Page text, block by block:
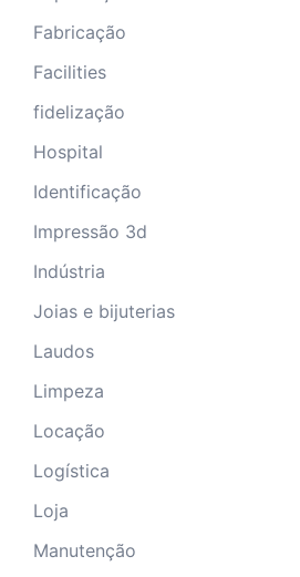
Fabricação
Facilities
fidelização
Hospital
Identificação
Impressão 3d
Indústria
Joias e bijuterias
Laudos
Limpeza
Locação
Logística
Loja
Manutenção